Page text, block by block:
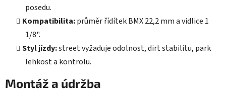
posedu.
Kompatibilita:průměr řídítek BMX 22,2 mm a vidlice 1
1/8".
Styl jízdy:street vyžaduje odolnost, dirt stabilitu, park
lehkost a kontrolu.
Montáž a údržba